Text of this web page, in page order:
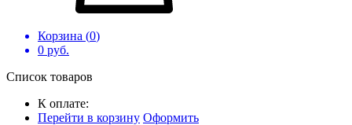
Корзина (0)
0 руб.
Список товаров
К оплате:
Перейти в корзину Оформить